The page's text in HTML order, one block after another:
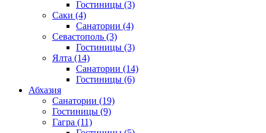
Гостиницы (3)
Саки (4)
Санатории (4)
Севастополь (3)
Гостиницы (3)
Ялта (14)
Санатории (14)
Гостиницы (6)
Абхазия
Санатории (19)
Гостиницы (9)
Гагра (11)